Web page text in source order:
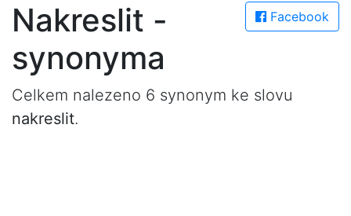
Facebook
Nakreslit -
synonyma
Celkem nalezeno 6 synonym ke slovu
nakreslit.